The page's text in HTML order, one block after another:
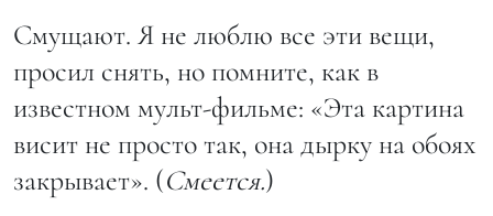
Смущают. Я не люблю все эти вещи,
просил снять, но помните, как в
известном мульт-фильме: «Эта картина
висит не просто так, она дырку на обоях
закрывает». (Смеется.)